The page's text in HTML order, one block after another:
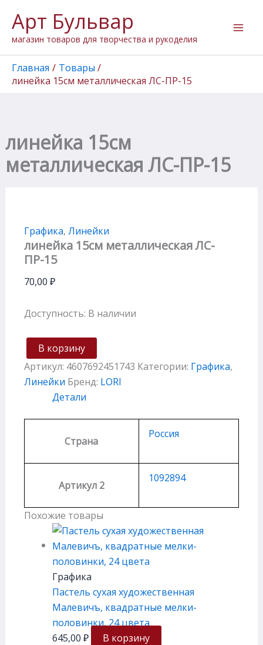
содержимому
Арт Бульвар
магазин товаров для творчества и рукоделия
Главная
Товары
линейка 15см металлическая ЛС-ПР-15
линейка 15см
металлическая ЛС-ПР-15
Графика, Линейки
линейка 15см металлическая ЛС-
ПР-15
70,00 ₽
Доступность: В наличии
товара
линейка
15см
металлическая
ЛС-
ПР-15
В корзину
Артикул: 4607692451743 Категории: Графика,
Линейки Бренд: LORI
Детали
Страна
Россия
Артикул 2
1092894
Похожие товары
Графика
Пастель сухая художественная
Малевичъ, квадратные мелки-
половинки, 24 цвета
645,00 ₽ В корзину